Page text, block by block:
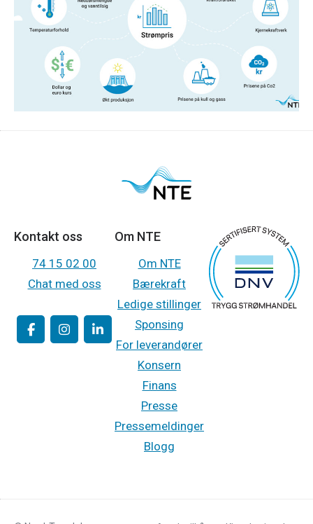
Er du nysgjerrig på hva og hvem som egentlig
bestemmer hvor mye strømmen koster?
Les mer
Kontakt oss
74 15 02 00
Chat med oss
Om NTE
Om NTE
Bærekraft
Ledige stillinger
Sponsing
For leverandører
Konsern
Finans
Presse
Pressemeldinger
Blogg